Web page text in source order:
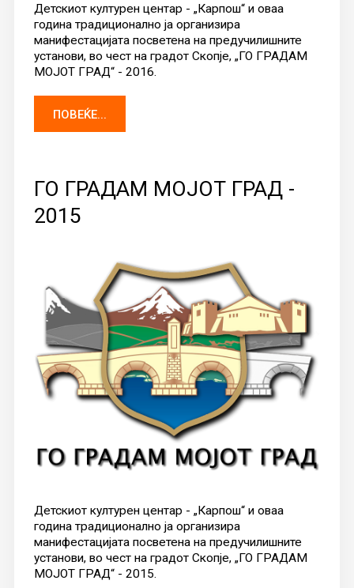
Детскиот културен центар - „Карпош“ и оваа
година традиционално ја организира
манифестацијата посветена на предучилишните
установи, во чест на градот Скопје, „ГО ГРАДАМ
МОЈОТ ГРАД“ - 2016.
ПОВЕЌЕ...
ГО ГРАДАМ МОЈОТ ГРАД -
2015
Детскиот културен центар - „Карпош“ и оваа
година традиционално ја организира
манифестацијата посветена на предучилишните
установи, во чест на градот Скопје, „ГО ГРАДАМ
МОЈОТ ГРАД“ - 2015.